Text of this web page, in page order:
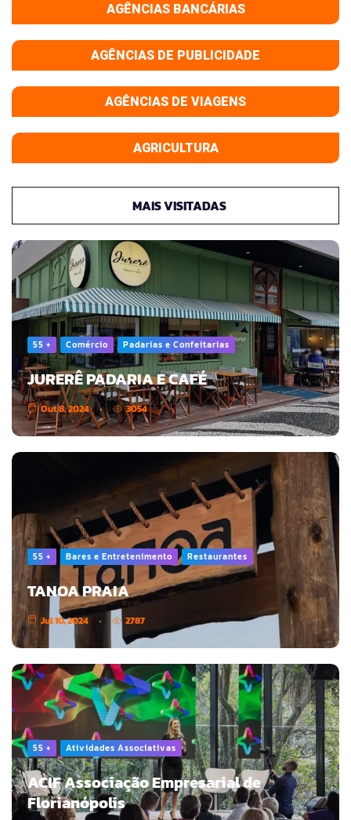
AGÊNCIAS BANCÁRIAS
AGÊNCIAS DE PUBLICIDADE
AGÊNCIAS DE VIAGENS
AGRICULTURA
MAIS VISITADAS
55 + Comércio Padarias e Confeitarias
JURERÊ PADARIA E CAFÉ
Out 8, 2024 3054
55 + Bares e Entretenimento Restaurantes
TANOA PRAIA
Jul 10, 2024 2787
55 + Atividades Associativas
ACIF Associação Empresarial de
Florianópolis